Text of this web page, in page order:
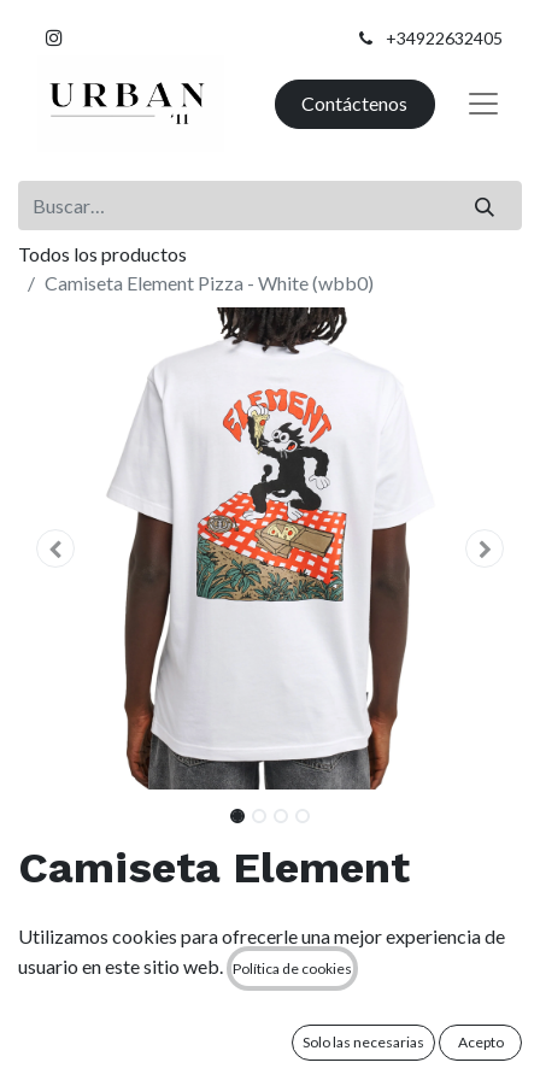
+34922632405
Contáctenos
Todos los productos
Camiseta Element Pizza - White (wbb0)
Camiseta Element
Pizza - White (wbb0)
(0 reseña)
Utilizamos cookies para ofrecerle una mejor experiencia de
usuario en este sitio web.
Política de cookies
Solo las necesarias Acepto